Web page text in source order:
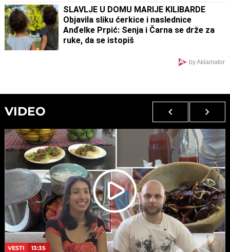
SLAVLJE U DOMU MARIJE KILIBARDE
Objavila sliku ćerkice i naslednice
Anđelke Prpić: Senja i Čarna se drže za
ruke, da se istopiš
by Aklamator
VIDEO
VESTI 13:35